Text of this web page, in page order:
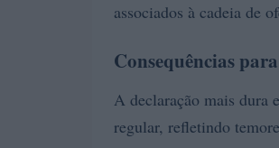
associados à cadeia de
Consequências
A declaração mais dura
regular, refletindo